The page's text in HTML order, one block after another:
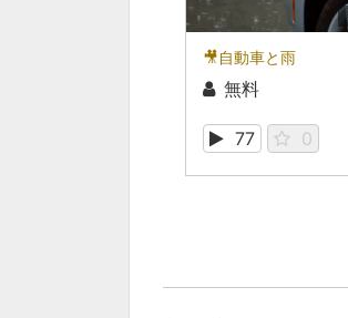
🎥自動車と雨
無料
77 0